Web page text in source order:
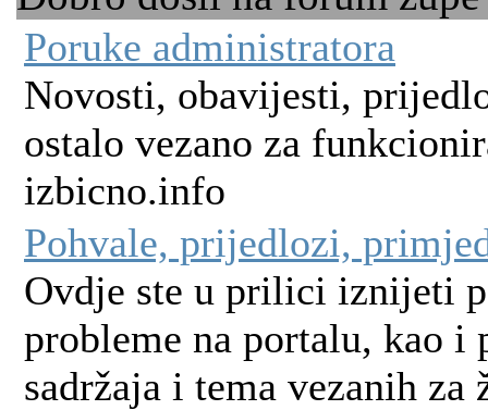
Poruke administratora
Novosti, obavijesti,
ostalo vezano za
izbicno.info
Pohvale, prijedlozi,
Ovdje ste u prilici iznijeti
probleme na portalu, kao i
sadržaja i tema vezanih za